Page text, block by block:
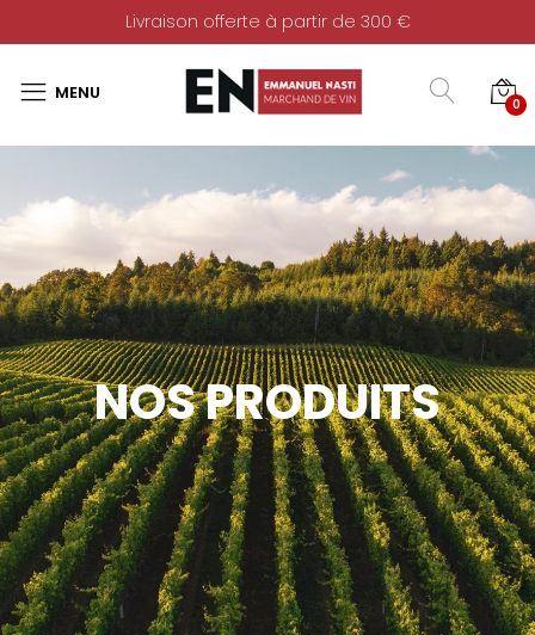
Livraison offerte à partir de 300 €
0
NOS PRODUITS